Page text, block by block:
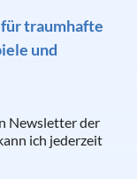
traumhafte
und
Newsletter der
ich jederzeit